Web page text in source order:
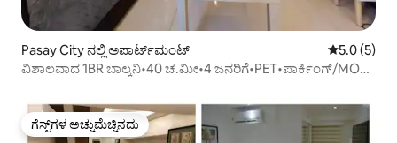
Pasay City ನಲ್ಲಿ ಅಪಾರ್ಟ್‌ಮಂಟ್ 5 ರಲ್ಲಿ 5.0
5.0 (5)
ವಿಶಾಲವಾದ 1BR ಬಾಲ್ಕನಿ•40 ಚ.ಮೀ•4 ಜನರಿಗೆ•PET•ಪಾರ್ಕಿಂಗ್/MOA/
ಗೆಸ್ಟ್‌ಗಳ ಅಚ್ಚುಮೆಚ್ಚಿನದು
ಗೆಸ್ಟ್‌ಗಳ ಅಚ್ಚುಮೆಚ್ಚಿನದು